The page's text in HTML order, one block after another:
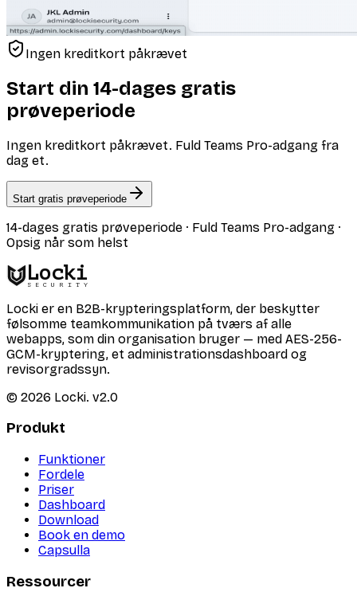
Ingen kreditkort påkrævet
Start din 14-dages gratis
prøveperiode
Ingen kreditkort påkrævet. Fuld Teams Pro-adgang fra
dag et.
Start gratis prøveperiode
14-dages gratis prøveperiode · Fuld Teams Pro-adgang ·
Opsig når som helst
Locki
SECURITY
Locki er en B2B-krypteringsplatform, der beskytter
følsomme teamkommunikation på tværs af alle
webapps, som din organisation bruger — med AES-256-
GCM-kryptering, et administrationsdashboard og
revisorgradssyn.
© 2026 Locki. v2.0
Produkt
Funktioner
Fordele
Priser
Dashboard
Download
Book en demo
Capsulla
Ressourcer